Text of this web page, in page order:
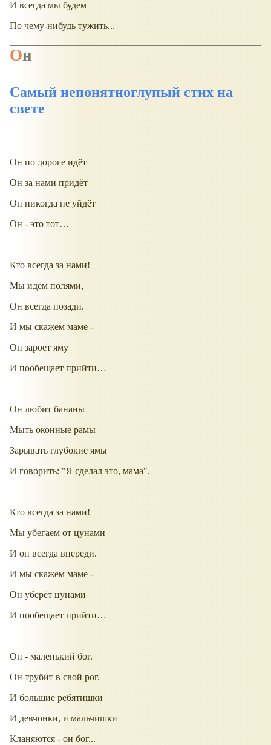
И всегда мы будем
По чему-нибудь тужить...
Он
Самый непонятноглупый стих на
свете
Он по дороге идёт
Он за нами придёт
Он никогда не уйдёт
Он - это тот…
Кто всегда за нами!
Мы идём полями,
Он всегда позади.
И мы скажем маме -
Он зароет яму
И пообещает прийти…
Он любит бананы
Мыть оконные рамы
Зарывать глубокие ямы
И говорить: "Я сделал это, мама".
Кто всегда за нами!
Мы убегаем от цунами
И он всегда впереди.
И мы скажем маме -
Он уберёт цунами
И пообещает прийти…
Он - маленький бог.
Он трубит в свой рог.
И большие ребятишки
И девчонки, и мальчишки
Кланяются - он бог...